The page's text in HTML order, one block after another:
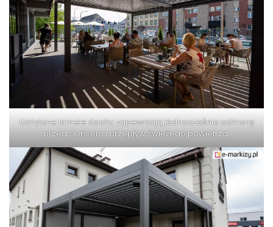
Uchylone lamele dachu zapewniają jednocześnie ochronę
przed słońcem i przepływ świeżego powietrza.